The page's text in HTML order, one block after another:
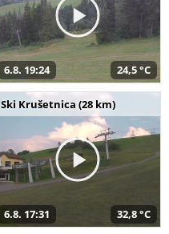
6.8. 19:24 24,5 °C
Ski Krušetnica (28 km)
6.8. 17:31 32,8 °C